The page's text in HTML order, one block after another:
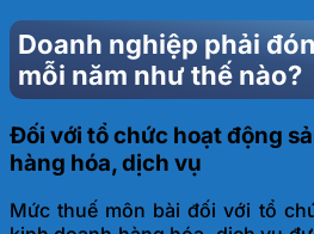
Doanh nghiệp phải
mỗi năm như thế nào?
Đối với tổ chức hoạt động
hàng hóa, dịch vụ
Mức thuế môn bài đối với tổ